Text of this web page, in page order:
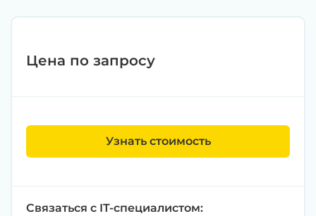
Цена по запросу
Узнать стоимость
Связаться с IT-специалистом: